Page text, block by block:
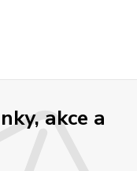
akce a